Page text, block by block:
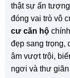
thật sự ấn
đóng vai trò vô
cư căn hộ
đẹp sang trọng,
âm vượt trội,
ngơi và thư